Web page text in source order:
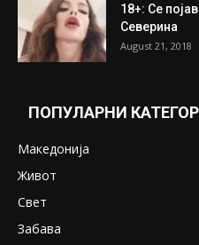
18+: Се
Северина
August 21, 2018
ПОПУЛАРНИ
Македонија
Живот
Свет
Забава